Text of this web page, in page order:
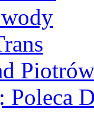
Poleca